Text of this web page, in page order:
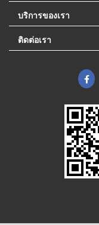
บริการของเรา
ติดต่อเรา